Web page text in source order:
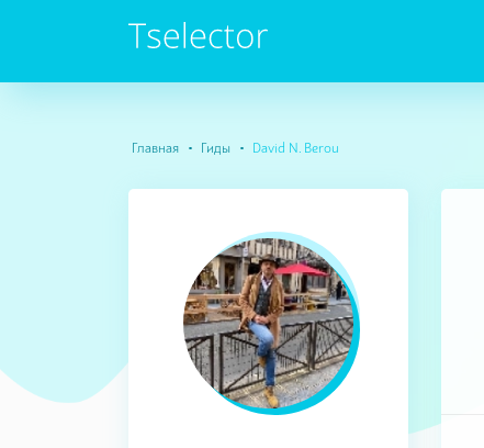
Главная Гиды David N. Berou